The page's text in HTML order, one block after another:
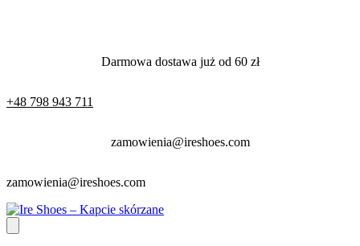
Darmowa dostawa już od 60 zł
+48 798 943 711
zamowienia@ireshoes.com
zamowienia@ireshoes.com